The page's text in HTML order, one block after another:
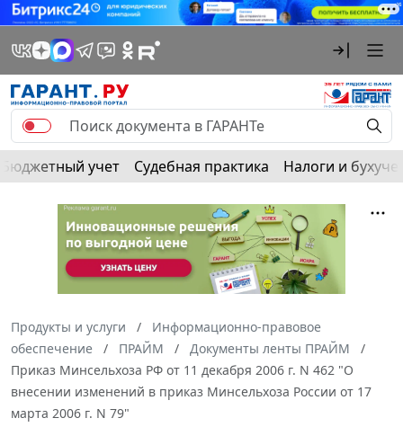
Бюджетный учет Судебная практика Налоги и
Продукты и услуги
Информационно-правовое
обеспечение
ПРАЙМ
Документы ленты ПРАЙМ
Приказ Минсельхоза РФ от 11 декабря 2006 г. N 462 "О
внесении изменений в приказ Минсельхоза России от 17
марта 2006 г. N 79"